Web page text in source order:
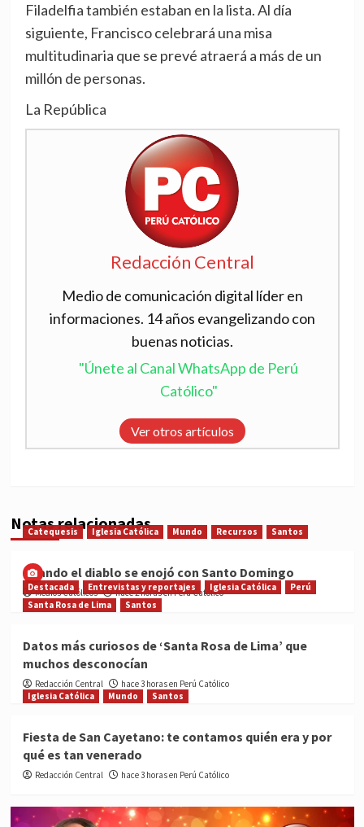
Filadelfia también estaban en la lista. Al día
siguiente, Francisco celebrará una misa
multitudinaria que se prevé atraerá a más de un
millón de personas.
La República
Redacción Central
Medio de comunicación digital líder en
informaciones. 14 años evangelizando con
buenas noticias.
"Únete al Canal WhatsApp de Perú
Católico"
Ver otros artículos
Notas relacionadas
Catequesis Iglesia Católica Mundo Recursos Santos
Cuando el diablo se enojó con Santo Domingo
Medios Católicos hace 2 horas en Perú Católico
Destacada Entrevistas y reportajes Iglesia Católica
Perú
Santa Rosa de Lima
Santos
Datos más curiosos de ‘Santa Rosa de Lima’ que
muchos desconocían
Redacción Central
hace 3 horas en Perú Católico
Iglesia Católica
Mundo Santos
Fiesta de San Cayetano: te contamos quién era y por
qué es tan venerado
Redacción Central hace 3 horas en Perú Católico